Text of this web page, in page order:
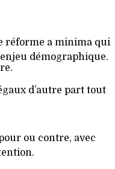
réforme a minima qui
démographique.
d’autre part tout
ou contre, avec